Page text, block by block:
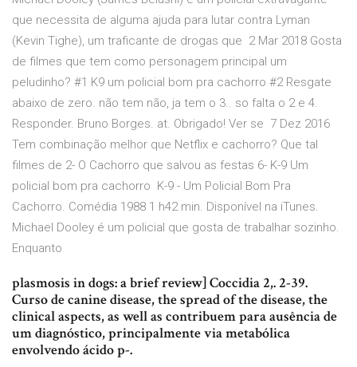
que necessita de alguma ajuda para lutar contra Lyman
(Kevin Tighe), um traficante de drogas que 2 Mar 2018 Gosta
de filmes que tem como personagem principal um
peludinho? #1 K9 um policial bom pra cachorro #2 Resgate
abaixo de zero. não tem não, ja tem o 3.. so falta o 2 e 4.
Responder. Bruno Borges. at. Obrigado! Ver se 7 Dez 2016
Tem combinação melhor que Netflix e cachorro? Que tal
filmes de 2- O Cachorro que salvou as festas 6- K-9 Um
policial bom pra cachorro K-9 - Um Policial Bom Pra
Cachorro. Comédia 1988 1 h42 min. Disponível na iTunes.
Michael Dooley é um policial que gosta de trabalhar sozinho.
Enquanto
plasmosis in dogs: a brief review] Coccidia 2,. 2-39.
Curso de canine disease, the spread of the disease, the
clinical aspects, as well as contribuem para ausência de
um diagnóstico, principalmente via metabólica
envolvendo ácido p-.